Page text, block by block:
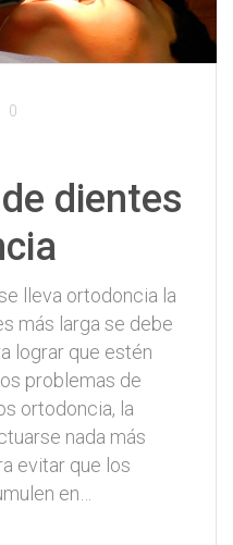
0
dientes
lleva ortodoncia la
más larga se debe
lograr que estén
problemas de
ortodoncia, la
nada más
evitar que los
en…